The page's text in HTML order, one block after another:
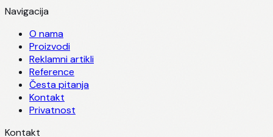
Navigacija
O nama
Proizvodi
Reklamni artikli
Reference
Česta pitanja
Kontakt
Privatnost
Kontakt